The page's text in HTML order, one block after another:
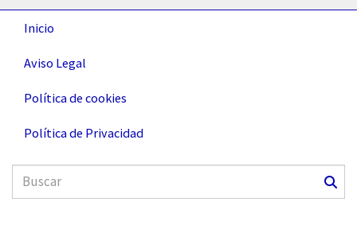
Inicio
Aviso Legal
Política de cookies
Política de Privacidad